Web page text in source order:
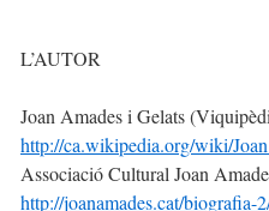
L’AUTOR
Joan Amades i Gelats
http://ca.wikipedia.org/wiki/
Associació Cultural Joan
http://joanamades.cat/biografia-